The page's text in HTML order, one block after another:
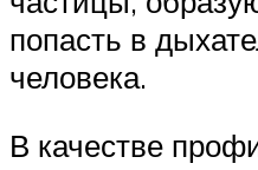
попасть в
человека.
В качестве